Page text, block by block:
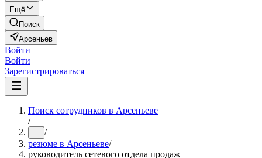
Ещё
Поиск
Арсеньев
Войти
Войти
Зарегистрироваться
Поиск сотрудников в Арсеньеве
/
... /
резюме в Арсеньеве/
руководитель сетевого отдела продаж